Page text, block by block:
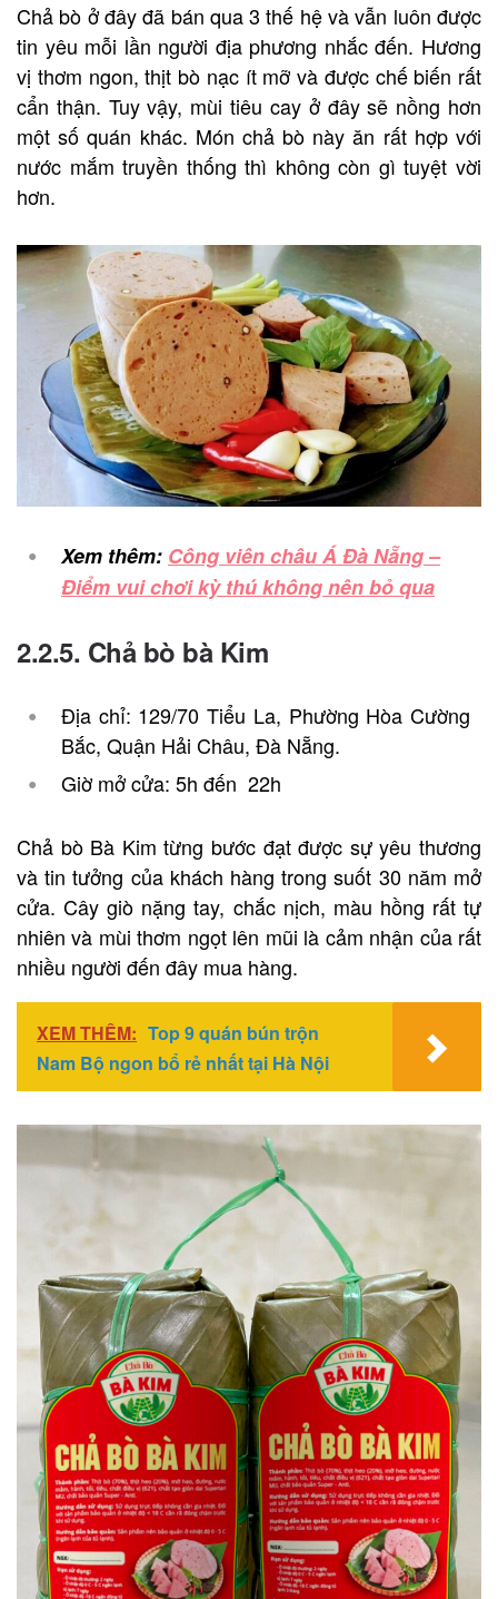
Chả bò ở đây đã bán qua 3 thế hệ và vẫn luôn được
tin yêu mỗi lần người địa phương nhắc đến. Hương
vị thơm ngon, thịt bò nạc ít mỡ và được chế biến rất
cẩn thận. Tuy vậy, mùi tiêu cay ở đây sẽ nồng hơn
một số quán khác. Món chả bò này ăn rất hợp với
nước mắm truyền thống thì không còn gì tuyệt vời
hơn.
Xem thêm: Công viên châu Á Đà Nẵng –
Điểm vui chơi kỳ thú không nên bỏ qua
2.2.5. Chả bò bà Kim
Địa chỉ: 129/70 Tiểu La, Phường Hòa Cường
Bắc, Quận Hải Châu, Đà Nẵng.
Giờ mở cửa: 5h đến 22h
Chả bò Bà Kim từng bước đạt được sự yêu thương
và tin tưởng của khách hàng trong suốt 30 năm mở
cửa. Cây giò nặng tay, chắc nịch, màu hồng rất tự
nhiên và mùi thơm ngọt lên mũi là cảm nhận của rất
nhiều người đến đây mua hàng.
XEM THÊM: Top 9 quán bún trộn
Nam Bộ ngon bổ rẻ nhất tại Hà Nội